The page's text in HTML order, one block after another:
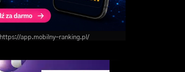
https://app.mobilny-ranking.pl/